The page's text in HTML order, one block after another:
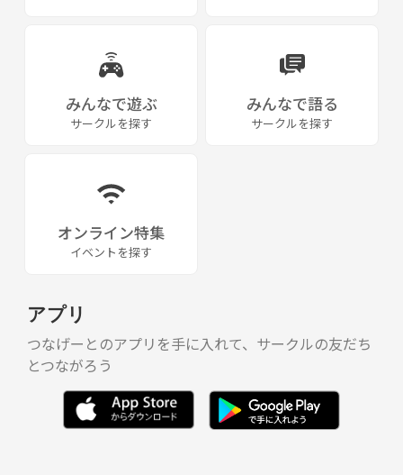
みんなで遊ぶ
サークルを探す
みんなで語る
サークルを探す
オンライン特集
イベントを探す
アプリ
つなげーとのアプリを手に入れて、サークルの友だち
とつながろう